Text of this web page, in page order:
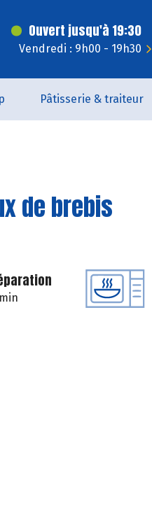
Ouvert jusqu'à 19:30
Vendredi : 9h00 - 19h30
Pâtisserie & traiteur
de brebis